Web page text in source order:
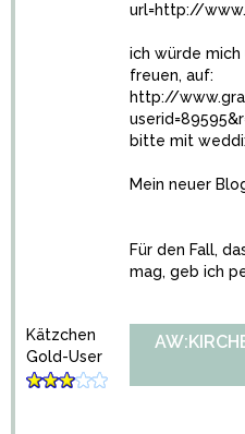
url=http://
ich würde mich
freuen, auf:
http://
bitte mit
Mein neuer
Für den Fall,
mag, geb ich
Kätzchen
Gold-User